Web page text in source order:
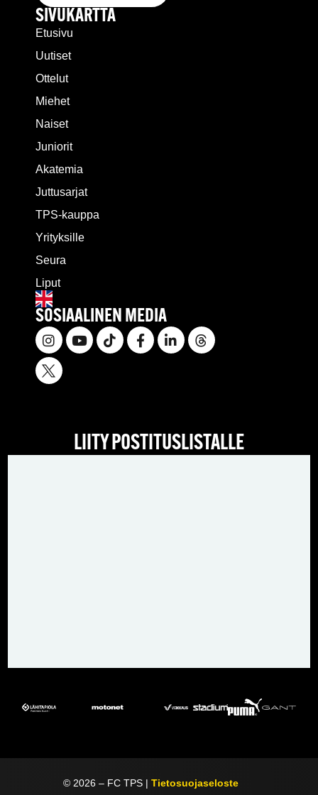
SIVUKARTTA
Etusivu
Uutiset
Ottelut
Miehet
Naiset
Juniorit
Akatemia
Juttusarjat
TPS-kauppa
Yrityksille
Seura
Liput
SOSIAALINEN MEDIA
LIITY POSTITUSLISTALLE
© 2026 – FC TPS |Tietosuojaseloste